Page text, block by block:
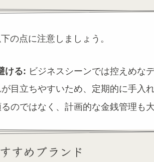
の点に注意しましょう。
ける: ビジネスシーンでは控えめな
目立ちやすいため、定期的に手入
のではなく、計画的な金銭管理も大
すめブランド